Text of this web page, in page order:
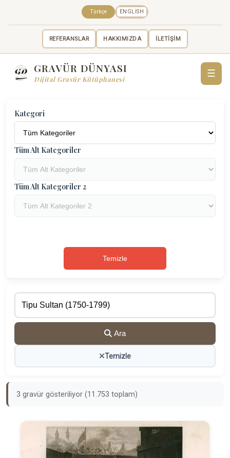
REFERANSLAR HAKKIMIZDA İLETİŞİM
Türkçe ENGLISH
GRAVÜR DÜNYASI
Dijital Gravür Kütüphanesi
☰
Kategori
Tüm Alt Kategoriler
Tüm Alt Kategoriler 2
Temizle
Ara
Temizle
3 gravür gösteriliyor (11.753 toplam)